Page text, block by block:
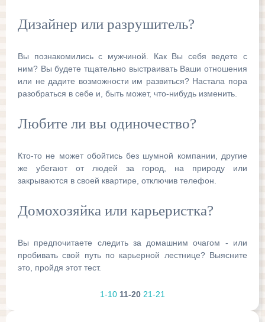
Дизайнер или разрушитель?
Вы познакомились с мужчиной. Как Вы себя ведете с
ним? Вы будете тщательно выстраивать Ваши отношения
или не дадите возможности им развиться? Настала пора
разобраться в себе и, быть может, что-нибудь изменить.
Любите ли вы одиночество?
Кто-то не может обойтись без шумной компании, другие
же убегают от людей за город, на природу или
закрываются в своей квартире, отключив телефон.
Домохозяйка или карьеристка?
Вы предпочитаете следить за домашним очагом - или
пробивать свой путь по карьерной лестнице? Выясните
это, пройдя этот тест.
1-10 11-20 21-21